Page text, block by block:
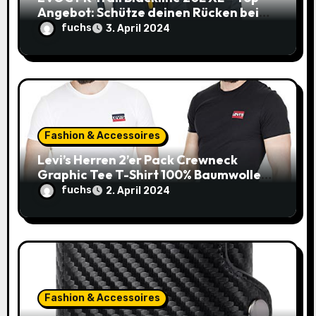
nAngebot: Schütze deinen Rücken beim
Biken zum unschlagbaren Preis!
fuchs 3. April 2024
Fashion & Accessoires
Levi’s Herren 2’er Pack Crewneck
Graphic Tee T-Shirt 100% Baumwolle
(Gr. XXS-XXL) – 20€ statt 36,19€!
fuchs 2. April 2024
Fashion & Accessoires